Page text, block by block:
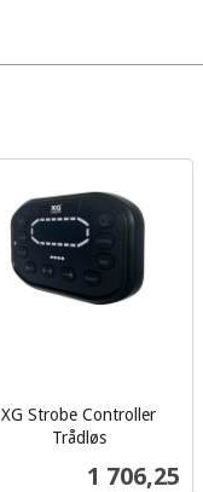
XG Strobe Controller
Trådløs
Pris
1 706,25